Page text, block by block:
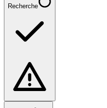
Recherche